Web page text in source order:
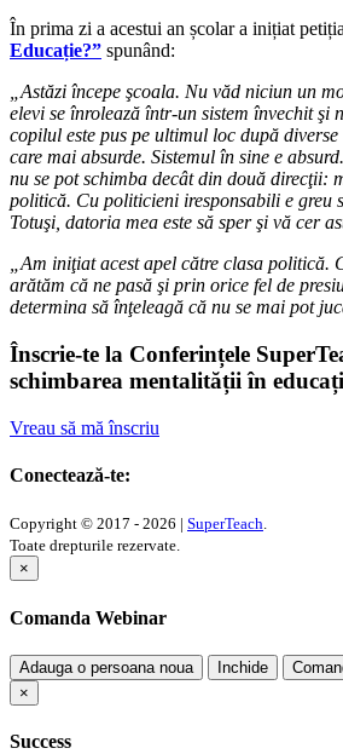
În prima zi a acestui an școlar a inițiat
Educație?” spunând:
„Astăzi începe şcoala. Nu văd niciun un
elevi se înrolează într-un sistem învechit şi
copilul este pus pe ultimul loc după diverse
care mai absurde. Sistemul în sine e
nu se pot schimba decât din două direcţii:
politică. Cu politicieni iresponsabili e greu
Totuşi, datoria mea este să sper şi vă cer
„Am iniţiat acest apel către clasa politică.
arătăm că ne pasă şi prin orice fel de
determina să înţeleagă că nu se mai pot
Înscrie-te la Conferințele
schimbarea mentalității în
Vreau să mă înscriu
Conectează-te:
Copyright © 2017 - 2026 | SuperTeach.
Toate drepturile rezervate.
×
Comanda Webinar
Adauga o persoana noua Inchide
×
Success